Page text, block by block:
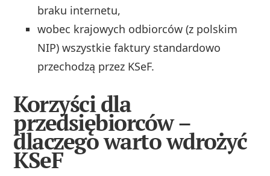
braku internetu,
wobec krajowych odbiorców (z polskim
NIP) wszystkie faktury standardowo
przechodzą przez KSeF.
Korzyści dla
przedsiębiorców –
dlaczego warto wdrożyć
KSeF